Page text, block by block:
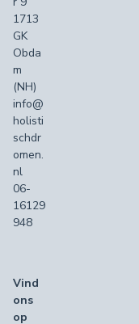
1713
GK
Obda
m
(NH)
info@
holisti
schdr
omen.
nl
06-
16129
948
Vind
ons
op